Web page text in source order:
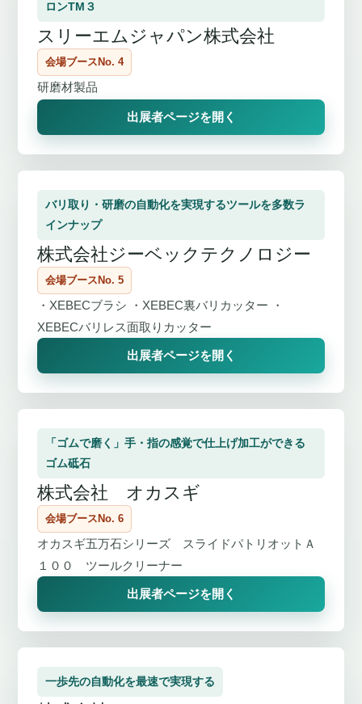
ロンTM３
スリーエムジャパン株式会社
会場ブースNo. 4
研磨材製品
出展者ページを開く
バリ取り・研磨の自動化を実現するツールを多数ラ
インナップ
株式会社ジーベックテクノロジー
会場ブースNo. 5
・XEBECブラシ ・XEBEC裏バリカッター ・
XEBECバリレス面取りカッター
出展者ページを開く
「ゴムで磨く」手・指の感覚で仕上げ加工ができる
ゴム砥石
株式会社 オカスギ
会場ブースNo. 6
オカスギ五万石シリーズ スライドパトリオットＡ
１００ ツールクリーナー
出展者ページを開く
一歩先の自動化を最速で実現する